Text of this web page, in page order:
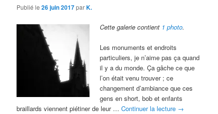
Publié le26 juin 2017parK.
Cette galerie contient 1 photo.
Les monuments et endroits
particuliers, je n’aime pas ça quand
il y a du monde. Ça gâche ce que
l’on était venu trouver ; ce
changement d’ambiance que ces
gens en short, bob et enfants
braillards viennent piétiner de leur …Continuer la lecture →